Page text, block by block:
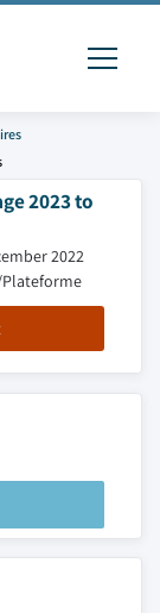
2023 to
2022